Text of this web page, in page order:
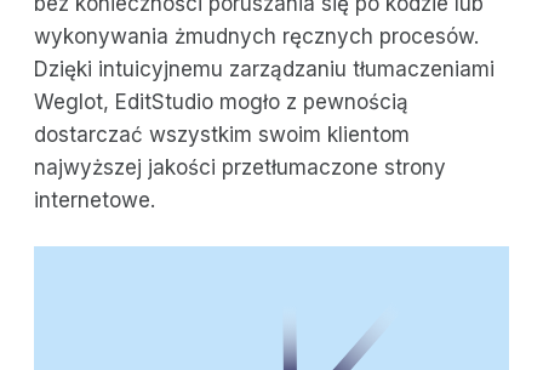
wykonywania żmudnych ręcznych procesów.
Dzięki intuicyjnemu zarządzaniu tłumaczeniami
Weglot, EditStudio mogło z pewnością
dostarczać wszystkim swoim klientom
najwyższej jakości przetłumaczone strony
internetowe.